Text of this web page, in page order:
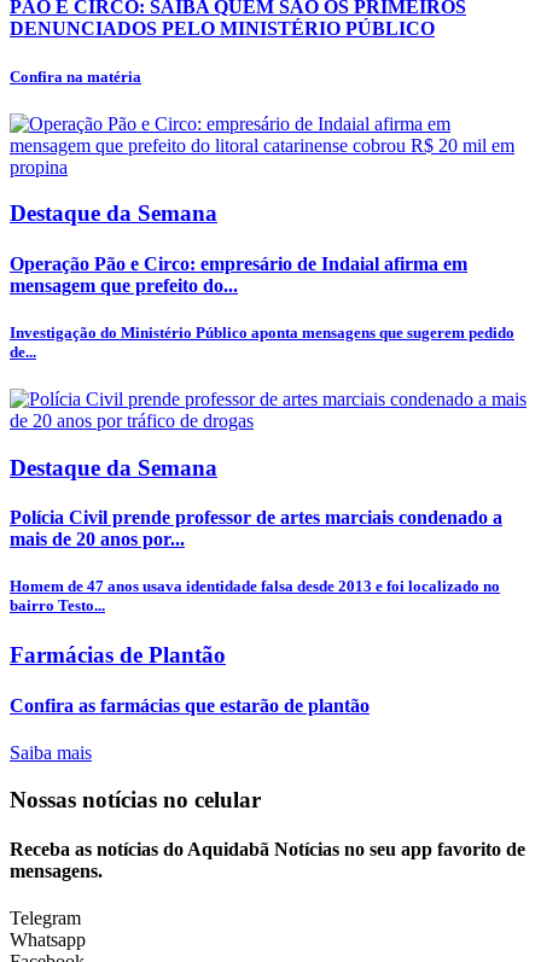
PÃO E CIRCO: SAIBA QUEM SÃO OS PRIMEIROS
DENUNCIADOS PELO MINISTÉRIO PÚBLICO
Confira na matéria
Destaque da Semana
Operação Pão e Circo: empresário de Indaial afirma em
mensagem que prefeito do...
Investigação do Ministério Público aponta mensagens que sugerem pedido
de...
Destaque da Semana
Polícia Civil prende professor de artes marciais condenado a
mais de 20 anos por...
Homem de 47 anos usava identidade falsa desde 2013 e foi localizado no
bairro Testo...
Farmácias de Plantão
Confira as farmácias que estarão de plantão
Saiba mais
Nossas notícias no celular
Receba as notícias do Aquidabã Notícias no seu app favorito de
mensagens.
Telegram
Whatsapp